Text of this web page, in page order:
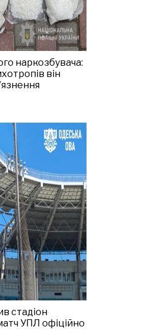
наркозбувача:
він
стадіон
УПЛ офіційно